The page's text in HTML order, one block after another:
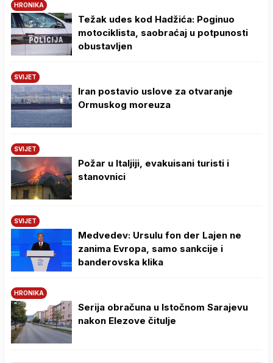
HRONIKA
Težak udes kod Hadžića: Poginuo
motociklista, saobraćaj u potpunosti
obustavljen
SVIJET
Iran postavio uslove za otvaranje
Ormuskog moreuza
SVIJET
Požar u Italjiji, evakuisani turisti i
stanovnici
SVIJET
Medvedev: Ursulu fon der Lajen ne
zanima Evropa, samo sankcije i
banderovska klika
HRONIKA
Serija obračuna u Istočnom Sarajevu
nakon Elezove čitulje